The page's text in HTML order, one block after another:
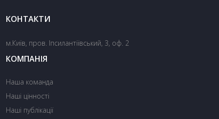
КОНТАКТИ
м.Київ, пров. Іпсилантіївський, 3, оф. 2
КОМПАНІЯ
Наша команда
Наші цінності
Наші публікації